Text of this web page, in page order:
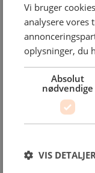
Vi bruger
analysere vores
oplysninger, du
Absolut
nødvendige
VIS DETALJER